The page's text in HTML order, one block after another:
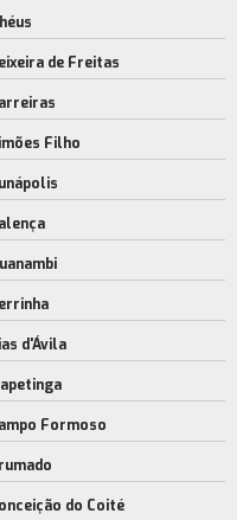
de Freitas
Filho
d'Ávila
Formoso
do Coité